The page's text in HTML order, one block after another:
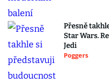
Přesně
Star Wars.
Jedi
Poggers